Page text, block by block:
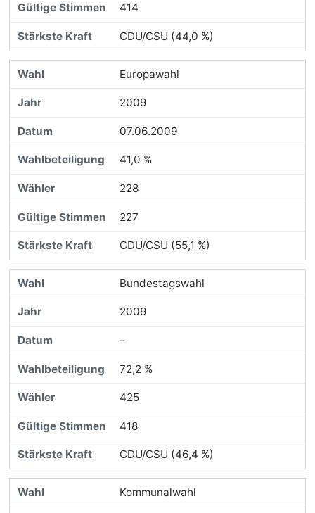
414
CDU/CSU (44,0 %)
Europawahl
2009
07.06.2009
41,0 %
228
227
CDU/CSU (55,1 %)
Bundestagswahl
2009
–
72,2 %
425
418
CDU/CSU (46,4 %)
Kommunalwahl